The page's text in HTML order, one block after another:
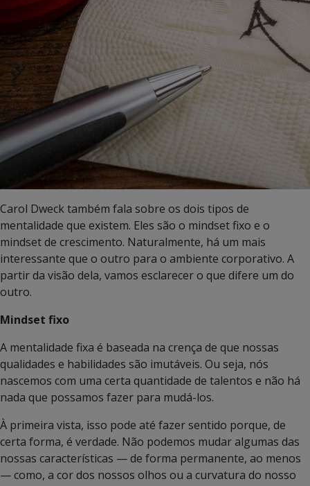
Carol Dweck também fala sobre os dois tipos de
mentalidade que existem. Eles são o mindset fixo e o
mindset de crescimento. Naturalmente, há um mais
interessante que o outro para o ambiente corporativo. A
partir da visão dela, vamos esclarecer o que difere um do
outro.
Mindset fixo
A mentalidade fixa é baseada na crença de que nossas
qualidades e habilidades são imutáveis. Ou seja, nós
nascemos com uma certa quantidade de talentos e não há
nada que possamos fazer para mudá-los.
À primeira vista, isso pode até fazer sentido porque, de
certa forma, é verdade. Não podemos mudar algumas das
nossas características — de forma permanente, ao menos
— como, a cor dos nossos olhos ou a curvatura do nosso